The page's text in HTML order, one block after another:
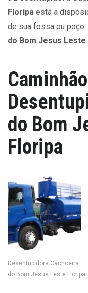
Floripa está a
de sua fossa ou poço.
do Bom Jesus Leste
do Bom
Floripa
Desentupidora Cachoeira
do Bom Jesus Leste Floripa